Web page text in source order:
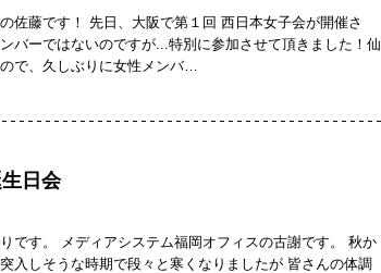
佐藤です！ 先日、大阪で第１回 西日本女子会が開催さ
バーではないのですが...特別に参加させて頂きました！仙
で、久しぶりに女性メンバ…
日会
です。 メディアシステム福岡オフィスの古謝です。 秋か
入しそうな時期で段々と寒くなりましたが 皆さんの体調